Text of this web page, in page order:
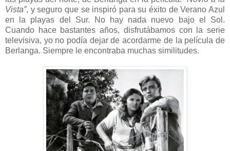
Vista”, y seguro que se inspiró para su éxito de Verano Azul
en la playas del Sur. No hay nada nuevo bajo el Sol.
Cuando hace bastantes años, disfrutábamos con la serie
televisiva, yo no podía dejar de acordarme de la película de
Berlanga. Siempre le encontraba muchas similitudes.